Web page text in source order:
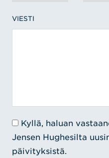
VIESTI
Kyllä, haluan
Jensen Hughesilta
päivityksistä.